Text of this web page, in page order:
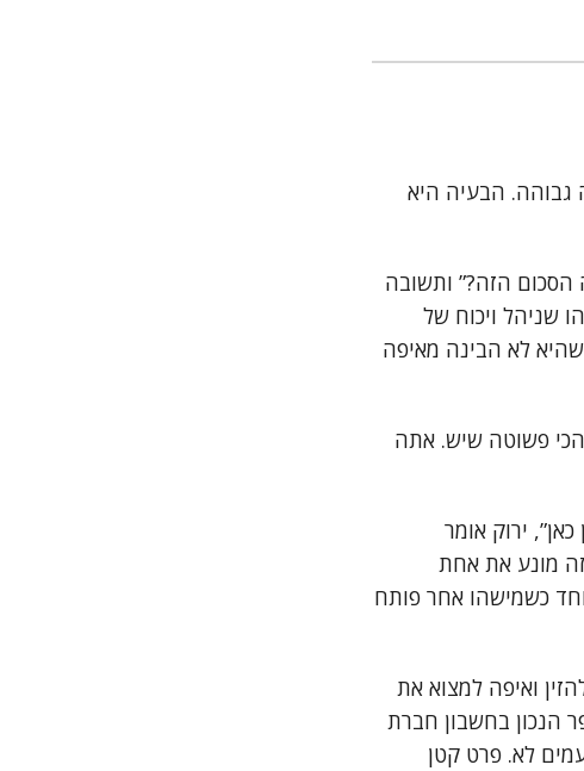
גבוהה. הבעיה היא
הסכום הזה?” ותשובה
שניהל ויכוח של
הכסף – בגלל שהיא לא הבינה מאיפה
פשוטה שיש. אתה
ירוק אומר
זה מונע את אחת
כשמישהו אחר פותח
ואיפה למצוא את
בחשבון חברת
לא. פרט קטן